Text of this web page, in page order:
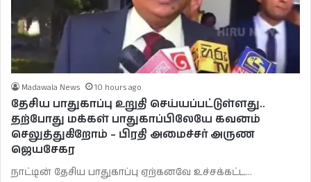
Madawala News 10 hours ago
தேசிய பாதுகாப்பு உறுதி செய்யப்பட்டுள்ளது..
தற்போது மக்கள் பாதுகாப்பிலேயே கவனம்
செலுத்துகிறோம் – பிரதி அமைச்சர் அருண
ஜெயசேகர
நாட்டின் தேசிய பாதுகாப்பு ஏற்கனவே உச்சக்கட்ட…